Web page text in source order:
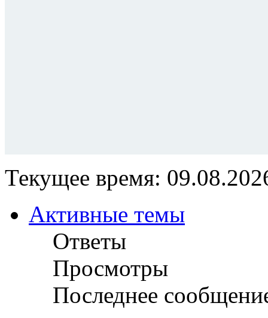
Текущее время:
Активные темы
Ответы
Просмотры
Последнее